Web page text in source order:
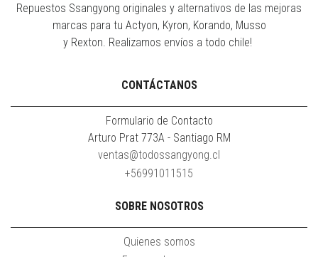
Repuestos Ssangyong originales y alternativos de las mejoras
marcas para tu Actyon, Kyron, Korando, Musso
y Rexton. Realizamos envíos a todo chile!
CONTÁCTANOS
Formulario de Contacto
Arturo Prat 773A - Santiago RM
ventas@todossangyong.cl
+56991011515
SOBRE NOSOTROS
Quienes somos